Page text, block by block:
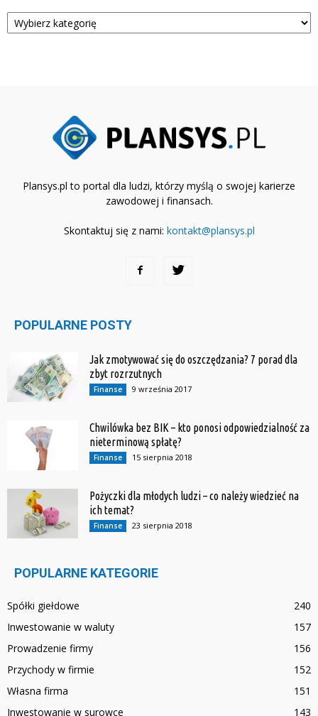
Kategorie
Plansys.pl to portal dla ludzi, którzy myślą o swojej karierze
zawodowej i finansach.
Skontaktuj się z nami: kontakt@plansys.pl
POPULARNE POSTY
Jak zmotywować się do oszczędzania? 7 porad dla
zbyt rozrzutnych
Finanse 9 września 2017
Chwilówka bez BIK – kto ponosi odpowiedzialność za
nieterminową spłatę?
Finanse 15 sierpnia 2018
Pożyczki dla młodych ludzi – co należy wiedzieć na
ich temat?
Finanse 23 sierpnia 2018
POPULARNE KATEGORIE
Spółki giełdowe
240
Inwestowanie w waluty
157
Prowadzenie firmy
156
Przychody w firmie
152
Własna firma
151
Inwestowanie w surowce
143